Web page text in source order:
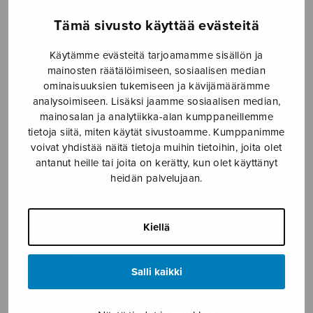
Tämä sivusto käyttää evästeitä
Käytämme evästeitä tarjoamamme sisällön ja
mainosten räätälöimiseen, sosiaalisen median
ominaisuuksien tukemiseen ja kävijämäärämme
analysoimiseen. Lisäksi jaamme sosiaalisen median,
mainosalan ja analytiikka-alan kumppaneillemme
tietoja siitä, miten käytät sivustoamme. Kumppanimme
voivat yhdistää näitä tietoja muihin tietoihin, joita olet
antanut heille tai joita on kerätty, kun olet käyttänyt
heidän palvelujaan.
Kiellä
Salli kaikki
Etusivu › Nuottikauppa › Sekakuoro ›
The Land
Music, SATB +
piano